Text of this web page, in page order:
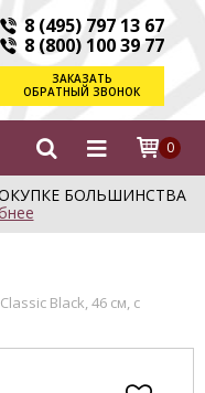
8 (495) 797 13 67
8 (800) 100 39 77
ЗАКАЗАТЬ
ОБРАТНЫЙ ЗВОНОК
0
БОЛЬШИНСТВА
Black, 46 см, с